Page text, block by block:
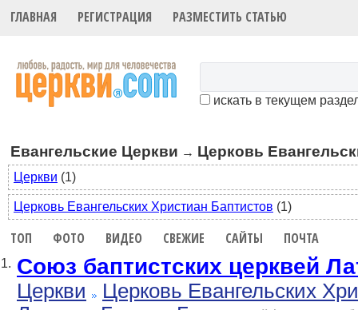
ГЛАВНАЯ РЕГИСТРАЦИЯ РАЗМЕСТИТЬ СТАТЬЮ
искать в текущем
Евангельские Церкви → Церковь
Церкви (1)
Церковь Евангельских Христиан Баптистов (1)
ТОП ФОТО ВИДЕО СВЕЖИЕ САЙТЫ ПОЧТА
1. Союз баптистских церквей
Церкви
Церковь Евангельских